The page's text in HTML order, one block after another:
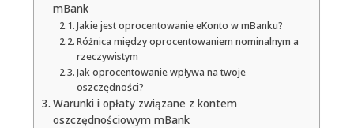
mBank
Jakie jest oprocentowanie eKonto w mBanku?
Różnica między oprocentowaniem nominalnym a
rzeczywistym
Jak oprocentowanie wpływa na twoje
oszczędności?
Warunki i opłaty związane z kontem
oszczędnościowym mBank